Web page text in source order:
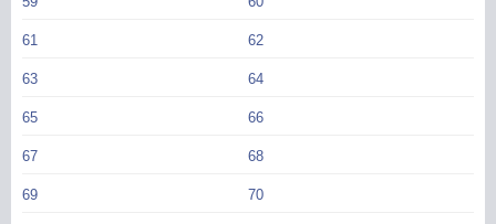
61 62
63 64
65 66
67 68
69 70